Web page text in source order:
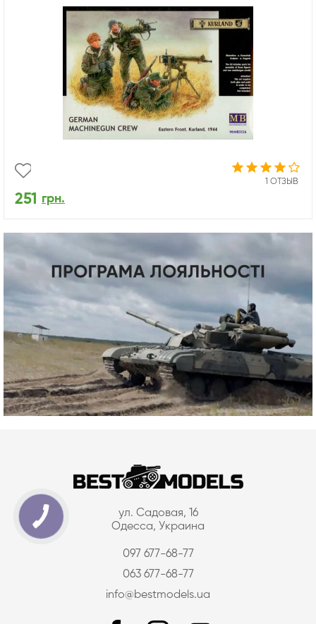
1 ОТЗЫВ
251 грн.
ул. Садовая, 16
Одесса, Украина
097 677-68-77
063 677-68-77
info@bestmodels.ua